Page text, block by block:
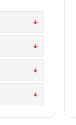
↓
↓
↓
↓